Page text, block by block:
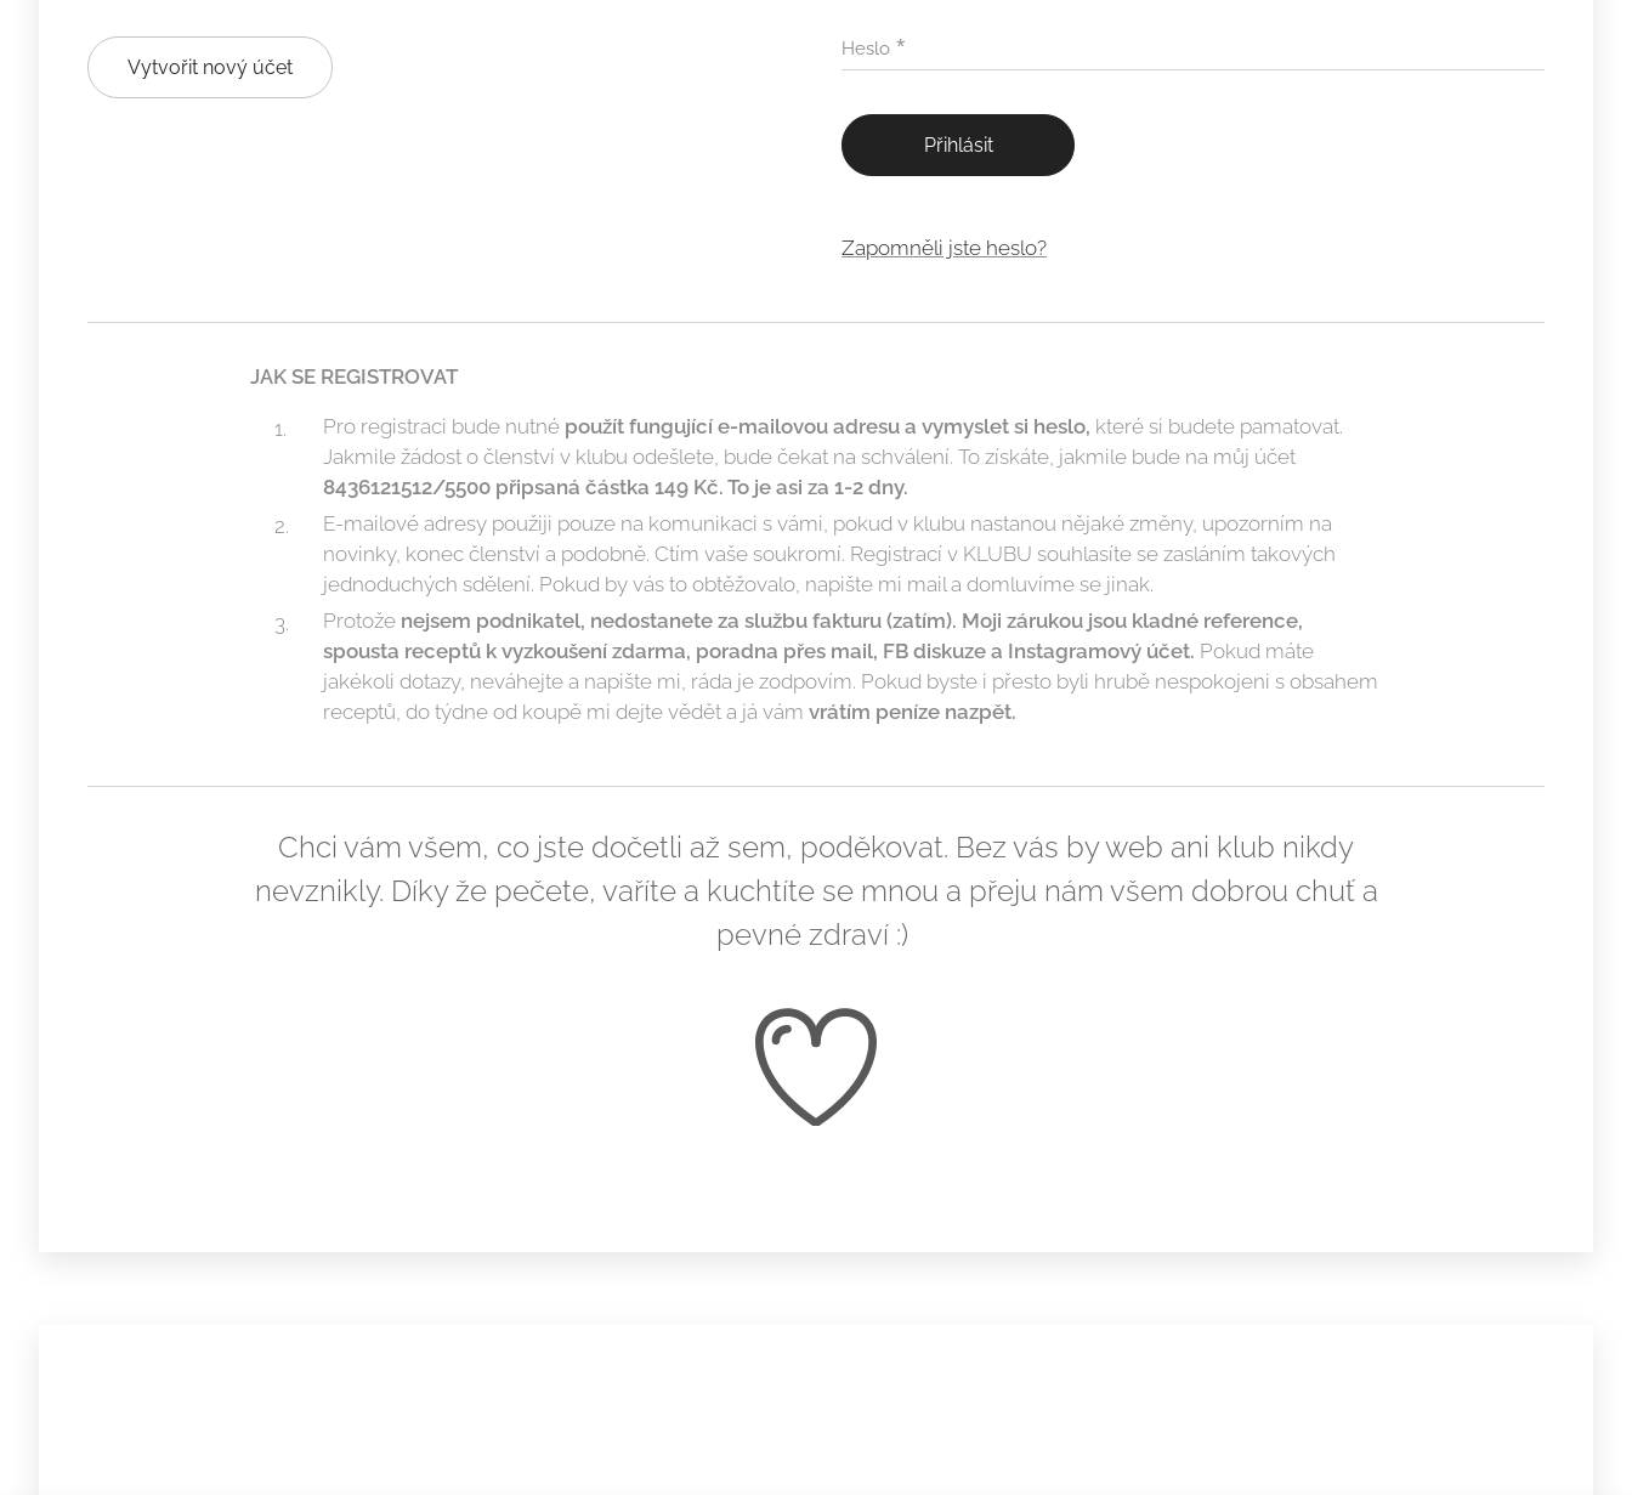
Vytvořit nový účet
Heslo
Přihlásit
Zapomněli jste heslo?
JAK SE REGISTROVAT
Pro registraci bude nutné použít fungující e-mailovou adresu a vymyslet si heslo, které si budete pamatovat.
Jakmile žádost o členství v klubu odešlete, bude čekat na schválení. To získáte, jakmile bude na můj účet
8436121512/5500 připsaná částka 149 Kč. To je asi za 1-2 dny.
E-mailové adresy použiji pouze na komunikaci s vámi, pokud v klubu nastanou nějaké změny, upozorním na
novinky, konec členství a podobně. Ctím vaše soukromí. Registrací v KLUBU souhlasíte se zasláním takových
jednoduchých sdělení. Pokud by vás to obtěžovalo, napište mi mail a domluvíme se jinak.
Protoženejsem podnikatel, nedostanete za službu fakturu (zatím). Moji zárukou jsou kladné reference,
spousta receptů k vyzkoušení zdarma, poradna přes mail, FB diskuze a Instagramový účet. Pokud máte
jakékoli dotazy, neváhejte a napište mi, ráda je zodpovím. Pokud byste i přesto byli hrubě nespokojeni s obsahem
receptů, do týdne od koupě mi dejte vědět a já vám vrátím peníze nazpět.
Chci vám všem, co jste dočetli až sem, poděkovat. Bez vás by web ani klub nikdy
nevznikly. Díky že pečete, vaříte a kuchtíte se mnou a přeju nám všem dobrou chuť a
pevné zdraví :)